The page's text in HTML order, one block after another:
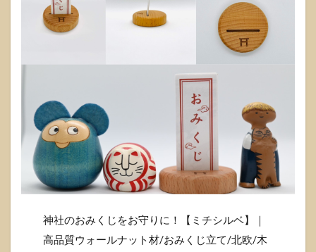
神社のおみくじをお守りに！【ミチシルベ】｜
高品質ウォールナット材/おみくじ立て/北欧/木